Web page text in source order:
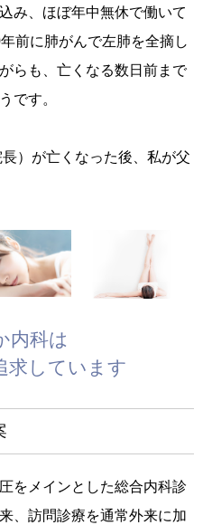
み、ほぼ年中無休で働いて
前に肺がんで左肺を全摘し
らも、亡くなる数日前まで
です。
）が亡くなった後、私が父
内科は
求しています
をメインとした総合内科診
、訪問診療を通常外来に加